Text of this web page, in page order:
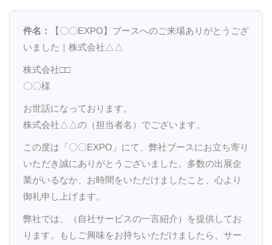
件名：
【〇〇EXPO】ブースへのご来場ありがとうござ
いました｜株式会社△△
株式会社□□
〇〇様
お世話になっております。
株式会社△△の（担当者名）でございます。
この度は「〇〇EXPO」にて、弊社ブースにお立ち寄り
いただき誠にありがとうございました。多数の出展企
業がいるなか、お時間をいただけましたこと、心より
御礼申し上げます。
弊社では、（自社サービスの一言紹介）を提供してお
ります。もしご興味をお持ちいただけましたら、サー